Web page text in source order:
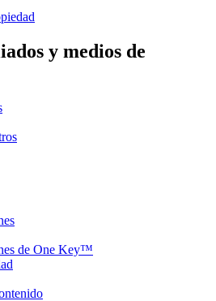
y medios de
de One Key™